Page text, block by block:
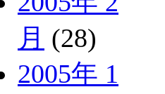
月 (28)
2005年 1